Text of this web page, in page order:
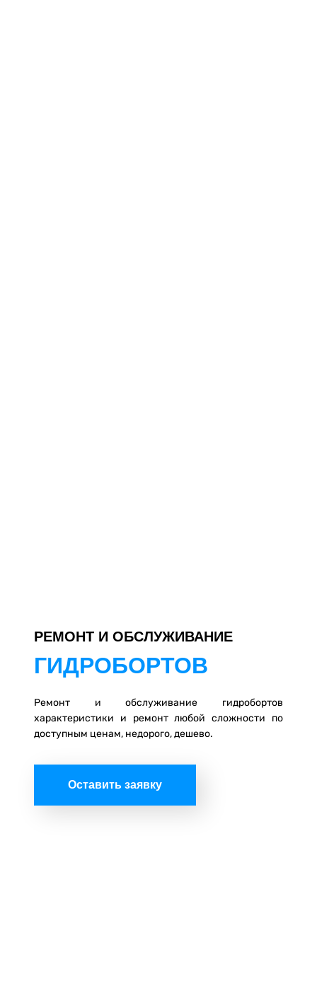
РЕМОНТ И ОБСЛУЖИВАНИЕ
ГИДРОБОРТОВ
Ремонт и обслуживание гидробортов
характеристики и ремонт любой сложности по
доступным ценам, недорого, дешево.
Оставить заявку